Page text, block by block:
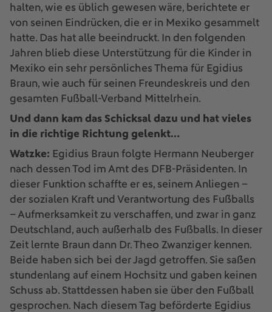
halten, wie es üblich gewesen wäre, berichtete er
von seinen Eindrücken, die er in Mexiko gesammelt
hatte. Das hat alle beeindruckt. In den folgenden
Jahren blieb diese Unterstützung für die Kinder in
Mexiko ein sehr persönliches Thema für Egidius
Braun, wie auch für seinen Freundeskreis und den
gesamten Fußball-Verband Mittelrhein.
Und dann kam das Schicksal dazu und hat vieles
in die richtige Richtung gelenkt…
Watzke: Egidius Braun folgte Hermann Neuberger
nach dessen Tod im Amt des DFB-Präsidenten. In
dieser Funktion schaffte er es, seinem Anliegen –
der sozialen Kraft und Verantwortung des Fußballs
– Aufmerksamkeit zu verschaffen, und zwar in ganz
Deutschland, auch außerhalb des Fußballs. In dieser
Zeit lernte Braun dann Dr. Theo Zwanziger kennen.
Beide haben sich bei der Jagd getroffen. Sie saßen
stundenlang auf einem Hochsitz und gaben keinen
Schuss ab. Stattdessen haben sie über den Fußball
gesprochen. Nach diesem Tag beförderte Egidius